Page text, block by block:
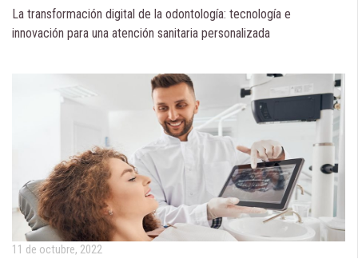
La transformación digital de la odontología: tecnología e
innovación para una atención sanitaria personalizada
11 de octubre, 2022